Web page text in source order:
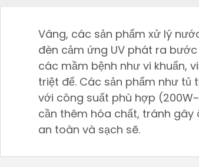
Vâng, các sản phẩm xử lý
đèn cảm ứng UV phát ra
các mầm bệnh như vi khuẩn,
triệt để. Các sản phẩm như
với công suất phù hợp
cần thêm hóa chất, tránh gây
an toàn và sạch sẽ.